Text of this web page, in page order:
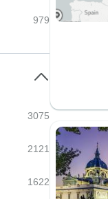
979
3075
2121
1622